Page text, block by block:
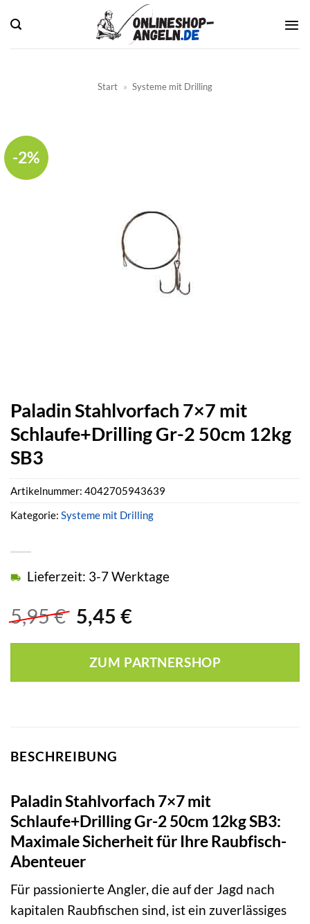
Inhalt
springen
Start » Systeme mit Drilling
-2%
Paladin Stahlvorfach 7×7 mit
Schlaufe+Drilling Gr-2 50cm 12kg
SB3
5,95€ Ursprünglicher
war:
5,95 €
5,45 €Aktueller
ist:
5,45 €.
Lieferzeit: 3-7 Werktage
ZUM PARTNERSHOP
Artikelnummer: 4042705943639
Kategorie: Systeme mit Drilling
BESCHREIBUNG
Paladin Stahlvorfach 7×7 mit
Schlaufe+Drilling Gr-2 50cm 12kg SB3:
Maximale Sicherheit für Ihre Raubfisch-
Abenteuer
Für passionierte Angler, die auf der Jagd nach
kapitalen Raubfischen sind, ist ein zuverlässiges